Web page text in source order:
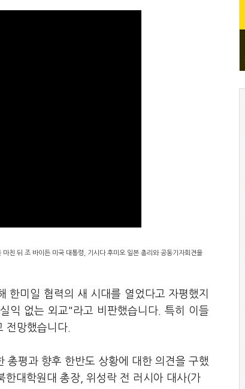
친 뒤 조 바이든 미국 대통령, 기시다 후미오 일본 총리와 공동기자회견을
한미일 협력의 새 시대를 열었다고 자평했지
익 없는 외교"라고 비판했습니다. 특히 이들
전망했습니다.
평과 향후 한반도 상황에 대한 의견을 구했
대학원대 총장, 위성락 전 러시아 대사(가